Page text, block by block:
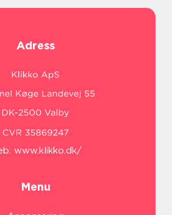
Adress
www.klikko.dk/
Menu